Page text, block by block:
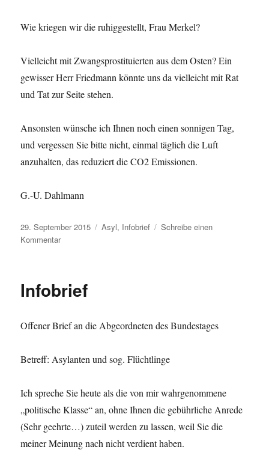
Wie kriegen wir die ruhiggestellt, Frau Merkel?
Vielleicht mit Zwangsprostituierten aus dem Osten? Ein
gewisser Herr Friedmann könnte uns da vielleicht mit Rat
und Tat zur Seite stehen.
Ansonsten wünsche ich Ihnen noch einen sonnigen Tag,
und vergessen Sie bitte nicht, einmal täglich die Luft
anzuhalten, das reduziert die CO2 Emissionen.
G.-U. Dahlmann
Veröffentlicht
am
29. September 2015 Kategorien
Asyl, Infobrief
Schreibe einen
Kommentarzu
Infobrief
Offener Brief an die Abgeordneten des Bundestages
Betreff: Asylanten und sog. Flüchtlinge
Ich spreche Sie heute als die von mir wahrgenommene
„politische Klasse“ an, ohne Ihnen die gebührliche Anrede
(Sehr geehrte…) zuteil werden zu lassen, weil Sie die
meiner Meinung nach nicht verdient haben.